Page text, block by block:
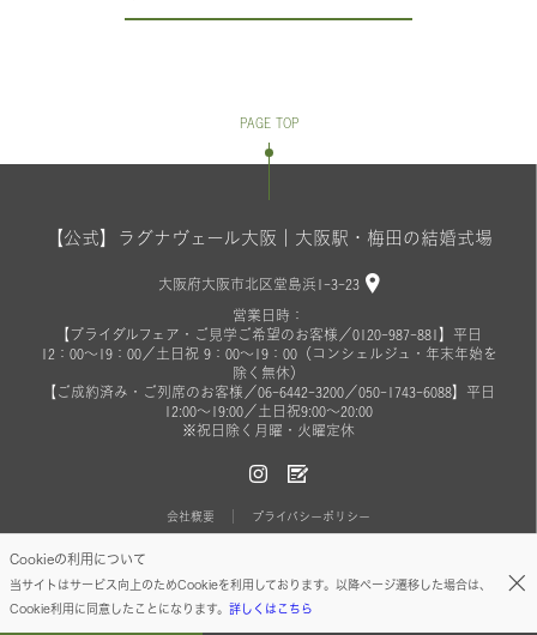
Cookieの利用について
当サイトはサービス向上のためCookieを利用しております。以降ページ遷移した場合は、
Cookie利用に同意したことになります。 詳しくはこちら
PAGE TOP
【公式】ラグナヴェール大阪｜大阪駅・梅田の結婚式場
大阪府大阪市北区堂島浜1-3-23
営業日時：
【ブライダルフェア・ご見学ご希望のお客様／0120-987-881】平日
12：00～19：00／土日祝 9：00～19：00（コンシェルジュ・年末年始を
除く無休）
【ご成約済み・ご列席のお客様／06-6442-3200／050-1743-6088】平日
12:00～19:00／土日祝9:00～20:00
※祝日除く月曜・火曜定休
会社概要 プライバシーポリシー